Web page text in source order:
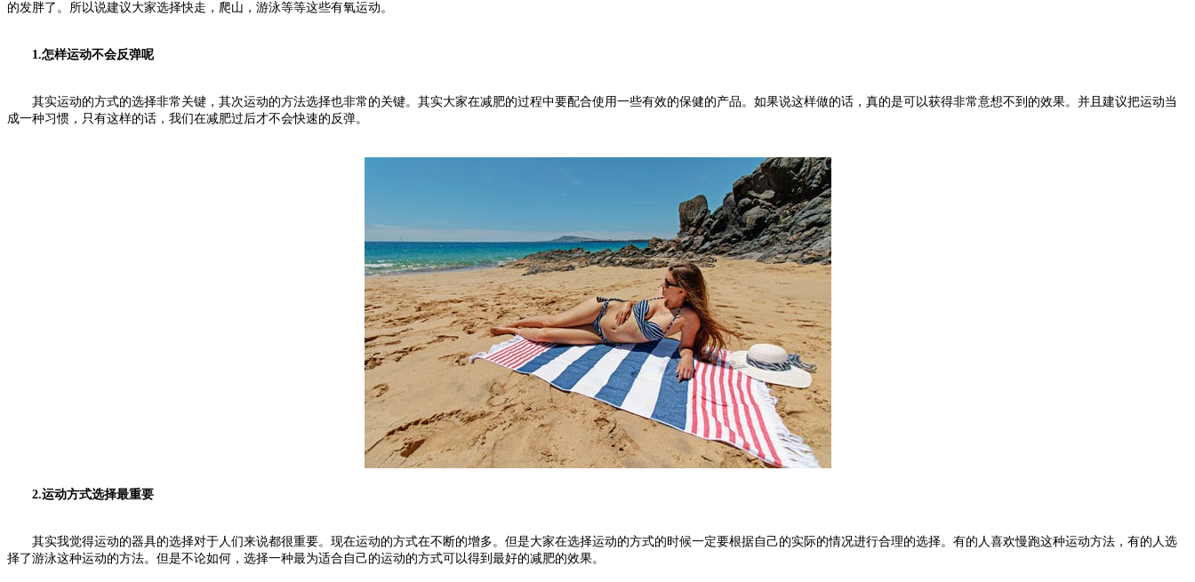
的发胖了。所以说建议大家选择快走，爬山，游泳等等这些有氧运动。
1.怎样运动不会反弹呢
其实运动的方式的选择非常关键，其次运动的方法选择也非常的关键。其实大家在减肥的过程中要配合使用一些有效的保健的产品。如果说这样做的话，真的是可以获得非常意想不到的效果。并且建议把运动当
成一种习惯，只有这样的话，我们在减肥过后才不会快速的反弹。
2.运动方式选择最重要
其实我觉得运动的器具的选择对于人们来说都很重要。现在运动的方式在不断的增多。但是大家在选择运动的方式的时候一定要根据自己的实际的情况进行合理的选择。有的人喜欢慢跑这种运动方法，有的人选
择了游泳这种运动的方法。但是不论如何，选择一种最为适合自己的运动的方式可以得到最好的减肥的效果。